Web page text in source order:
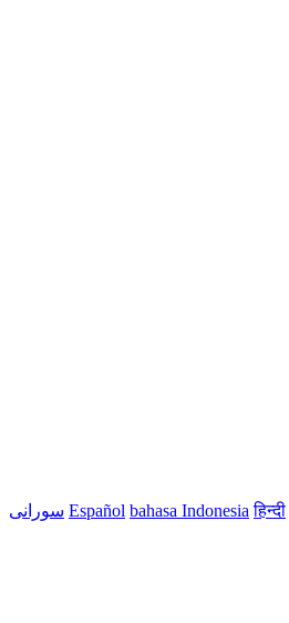
Español bahasa Indonesia हिन्दी
سورانی